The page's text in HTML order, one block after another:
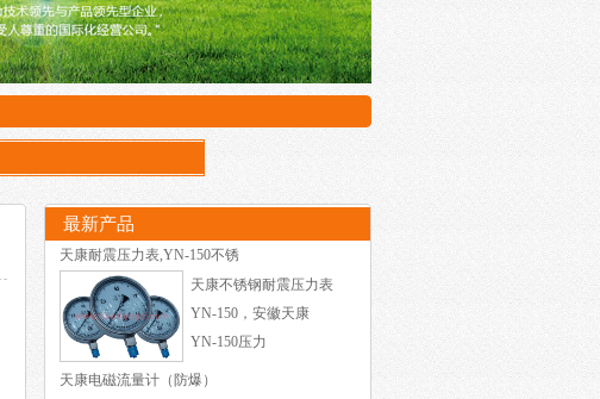
最新产品
天康耐震压力表,YN-150不锈
天康不锈钢耐震压力表
YN-150，安徽天康
YN-150压力
天康电磁流量计（防爆）